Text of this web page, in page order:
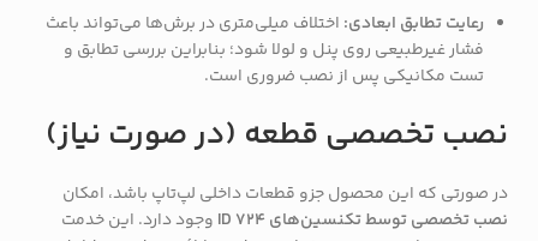
رعایت تطابق ابعادی: اختلاف میلی‌متری در برش‌ها می‌تواند باعث
فشار غیرطبیعی روی پنل و لولا شود؛ بنابراین بررسی تطابق و
تست مکانیکی پس از نصب ضروری است.
نصب تخصصی قطعه (در صورت نیاز)
در صورتی که این محصول جزو قطعات داخلی لپ‌تاپ باشد، امکان
نصب تخصصی توسط تکنسین‌های ID 724
وجود دارد. این خدمت